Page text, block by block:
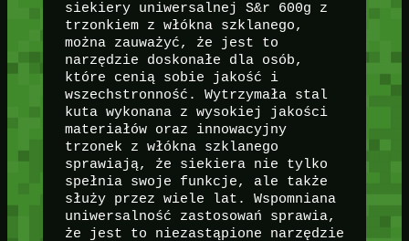
siekiery uniwersalnej S&r 600g z
trzonkiem z włókna szklanego,
można zauważyć, że jest to
narzędzie doskonałe dla osób,
które cenią sobie jakość i
wszechstronność. Wytrzymała stal
kuta wykonana z wysokiej jakości
materiałów oraz innowacyjny
trzonek z włókna szklanego
sprawiają, że siekiera nie tylko
spełnia swoje funkcje, ale także
służy przez wiele lat. Wspomniana
uniwersalność zastosowań sprawia,
że jest to niezastąpione narzędzie